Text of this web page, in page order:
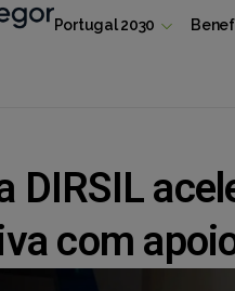
Portugal 2030
DIRSIL
com